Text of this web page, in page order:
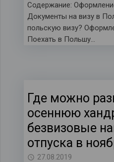
Содержание:
Документы на визу в
польскую визу?
Поехать в Польшу…
Где можно
осеннюю
безвизовые
отпуска в
27.08.2019